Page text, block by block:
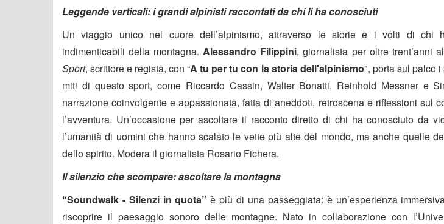
Leggende verticali: i grandi alpinisti raccontati da chi li ha conosciuti
Un viaggio unico nel cuore dell’alpinismo, attraverso le storie e i volti di chi
indimenticabili della montagna.Alessandro Filippini, giornalista per oltre trent’anni
Sport, scrittore e regista, con “A tu per tu con la storia dell'alpinismo", porta sul palco
miti di questo sport, come Riccardo Cassin, Walter Bonatti, Reinhold Messner e
narrazione coinvolgente e appassionata, fatta di aneddoti, retroscena e riflessioni sul
l’avventura. Un’occasione per ascoltare il racconto diretto di chi ha conosciuto da
l’umanità di uomini che hanno scalato le vette più alte del mondo, ma anche quelle
dello spirito. Modera il giornalista Rosario Fichera.
Il silenzio che scompare: ascoltare la montagna
“Soundwalk - Silenzi in quota” è più di una passeggiata: è un’esperienza
riscoprire il paesaggio sonoro delle montagne. Nato in collaborazione con